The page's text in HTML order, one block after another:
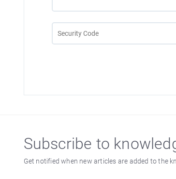
Subscribe to
Get notified when new articles are added to the